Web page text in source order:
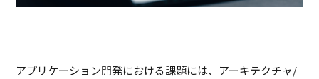
アプリケーション開発における課題には、アーキテクチャ/